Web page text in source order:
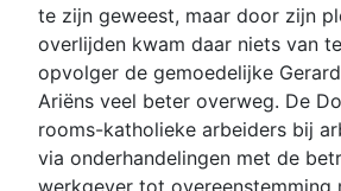
te zijn geweest, maar door zijn
overlijden kwam daar niets van
opvolger de gemoedelijke
Ariëns veel beter overweg. De
rooms-katholieke arbeiders bij
via onderhandelingen met de
werkgever tot overeenstemming